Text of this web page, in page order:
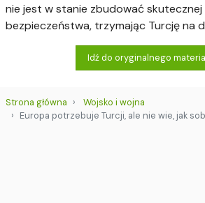
nie jest w stanie zbudować
bezpieczeństwa, trzymając Turcję na
Idź do oryginalnego
Strona główna
Wojsko i wojna
Europa potrzebuje Turcji, ale nie wie, jak